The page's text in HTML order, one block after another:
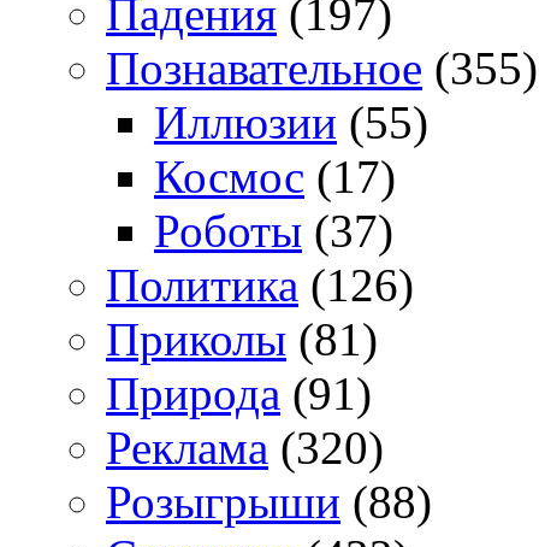
Падения (197)
Познавательное (355)
Иллюзии (55)
Космос (17)
Роботы (37)
Политика (126)
Приколы (81)
Природа (91)
Реклама (320)
Розыгрыши (88)